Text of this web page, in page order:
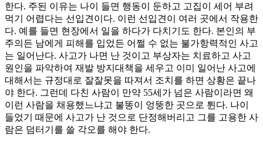
한다. 주된 이유는 나이 들면 행동이 둔하고 고집이 세어 부려
먹기 어렵다는 선입견이다. 이런 선입견이 여러 곳에서 작용한
다. 예를 들면 현장에서 일을 하다가 다치기도 한다. 본인의 부
주의든 남에게 피해를 입었든 어쩔 수 없는 불가항력적인 사고
는 일어난다. 사고가 나면 난 것이고 부상자는 치료하고 사고
원인을 파악하여 재발 방지대책을 세우고 이미 일어난 사고에
대해서는 규정대로 잘잘못을 따져서 조치를 하면 상황은 끝나
야 한다. 그런데 다친 사람이 만약 55세가 넘은 사람이라면 왜
이런 사람을 채용했느냐고 불똥이 엉뚱한 곳으로 튄다. 나이
들었기 때문에 사고가 난 것으로 단정해버리고 그를 고용한 사
람은 덤터기를 쓸 각오를 해야 한다.